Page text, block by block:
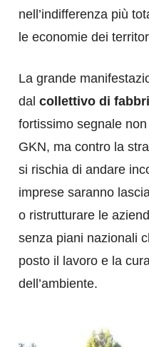
nell’indifferenza più
le economie dei
La grande
dal collettivo di
fortissimo segnale
GKN, ma contro la
si rischia di andare
imprese saranno
o ristrutturare le
senza piani nazionali
posto il lavoro e la
dell’ambiente.